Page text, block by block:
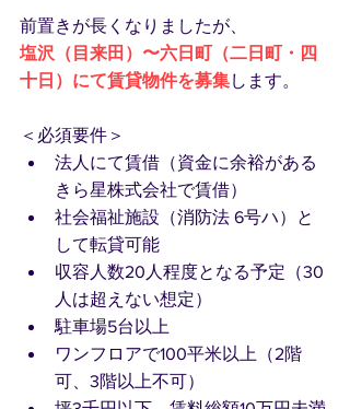
前置きが長くなりましたが、
塩沢（目来田）〜六日町（二日町・四
十日）にて賃貸物件を募集します。
＜必須要件＞
法人にて賃借（資金に余裕がある
きら星株式会社で賃借）
社会福祉施設（消防法 6号ハ）と
して転貸可能
収容人数20人程度となる予定（30
人は超えない想定）
駐車場5台以上
ワンフロアで100平米以上（2階
可、3階以上不可）